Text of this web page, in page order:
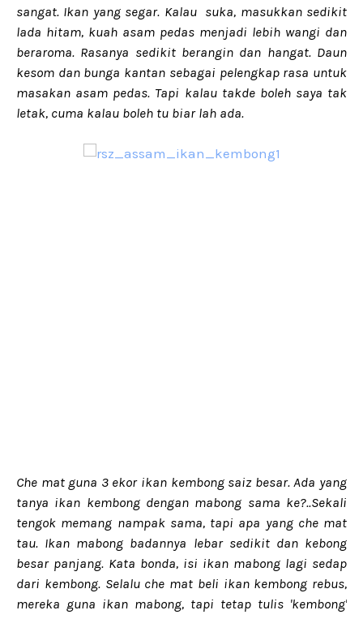
sangat. Ikan yang segar. Kalau suka, masukkan sedikit
lada hitam, kuah asam pedas menjadi lebih wangi dan
beraroma. Rasanya sedikit berangin dan hangat. Daun
kesom dan bunga kantan sebagai pelengkap rasa untuk
masakan asam pedas. Tapi kalau takde boleh saya tak
letak, cuma kalau boleh tu biar lah ada.
Che mat guna 3 ekor ikan kembong saiz besar. Ada yang
tanya ikan kembong dengan mabong sama ke?..Sekali
tengok memang nampak sama, tapi apa yang che mat
tau. Ikan mabong badannya lebar sedikit dan kebong
besar panjang. Kata bonda, isi ikan mabong lagi sedap
dari kembong. Selalu che mat beli ikan kembong rebus,
mereka guna ikan mabong, tapi tetap tulis 'kembong'